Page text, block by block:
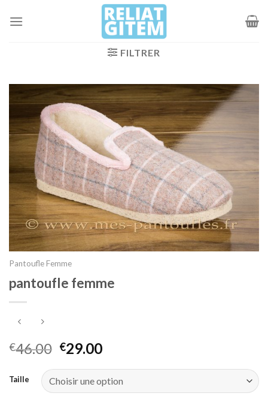
FILTRER
Pantoufle Femme
pantoufle femme
€46.00 €29.00
Taille